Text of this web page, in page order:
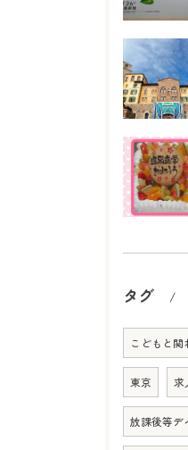
タグ
こどもと関
東京 求
放課後等デ